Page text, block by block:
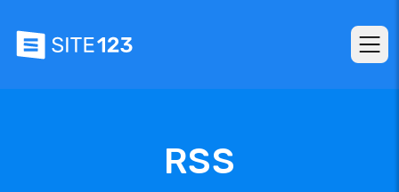
RSS